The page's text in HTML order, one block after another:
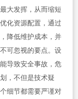
大发挥，从而缩短
化资源配置，通过
降低维护成本，并
可忽视的要点。设
导致安全事故，危
，不但是技术疑
细节都需要严谨对